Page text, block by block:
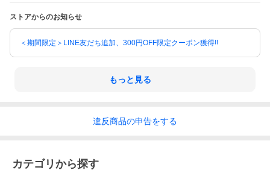
ストアからのお知らせ
＜期間限定＞LINE友だち追加、300円OFF限定クーポン獲得!!
もっと見る
違反商品の申告をする
カテゴリから探す